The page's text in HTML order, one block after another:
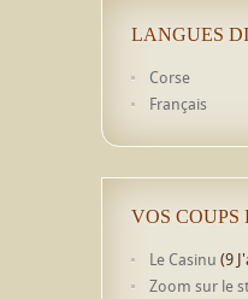
LANGUES
Corse
Français
VOS
Le Casinu (9
Zoom sur le